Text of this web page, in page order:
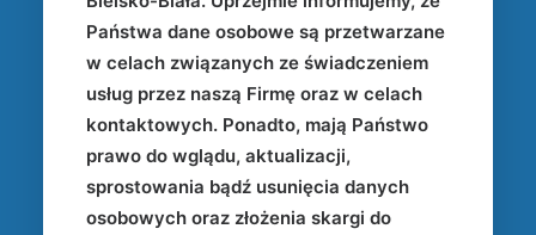
Państwa dane osobowe są przetwarzane
w celach związanych ze świadczeniem
usług przez naszą Firmę oraz w celach
kontaktowych. Ponadto, mają Państwo
prawo do wglądu, aktualizacji,
sprostowania bądź usunięcia danych
osobowych oraz złożenia skargi do